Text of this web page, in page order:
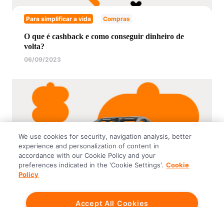
Para simplificar a vida Compras
O que é cashback e como conseguir dinheiro de
volta?
06/09/2023
Para simplificar a vida
We use cookies for security, navigation analysis, better
experience and personalization of content in
accordance with our Cookie Policy and your
preferences indicated in the 'Cookie Settings'. Cookie
Policy
Accept All Cookies